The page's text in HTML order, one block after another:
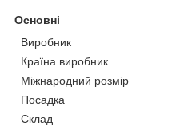
Основні
Виробник
Країна виробник
Міжнародний розмір
Посадка
Склад